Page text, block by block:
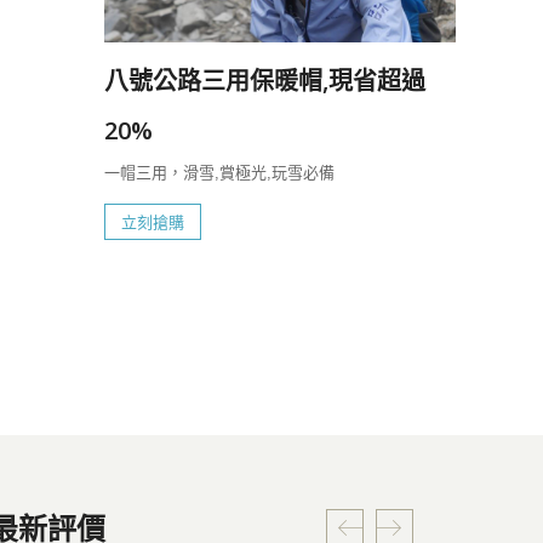
八號公路三用保暖帽,現省超過
20%
一帽三用，滑雪,賞極光,玩雪必備
立刻搶購
新評價